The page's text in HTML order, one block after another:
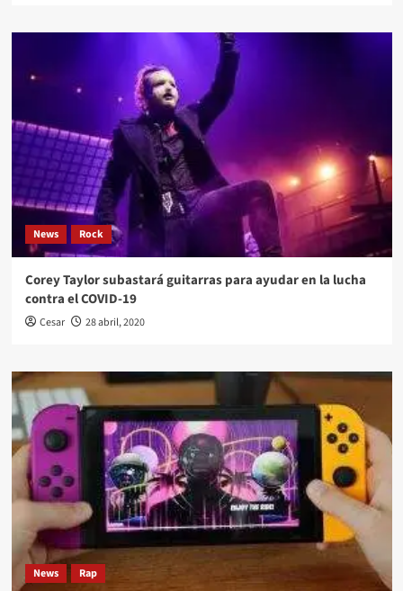
News Rock
Corey Taylor subastará guitarras para ayudar en la lucha
contra el COVID-19
Cesar 28 abril, 2020
News Rap